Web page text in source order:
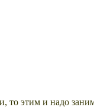
этим и надо